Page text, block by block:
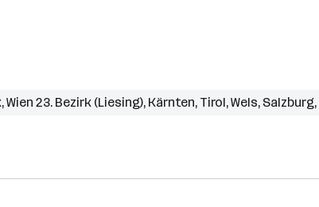
,Wien 23. Bezirk (Liesing), Kärnten, Tirol,Wels, Salzburg,